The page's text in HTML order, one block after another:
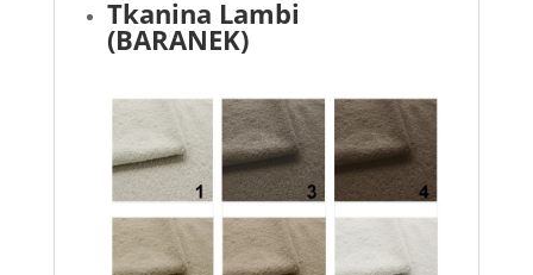
Tkanina Lambi
(BARANEK)